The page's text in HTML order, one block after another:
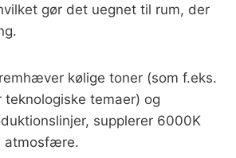
gør det uegnet til rum, der
kølige toner (som f.eks.
teknologiske temaer) og
supplerer 6000K
atmosfære.